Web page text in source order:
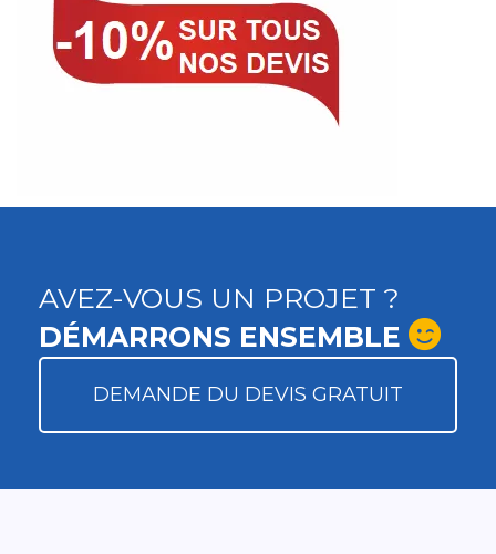
AVEZ-VOUS UN PROJET ?
DÉMARRONS ENSEMBLE
DEMANDE DU DEVIS GRATUIT